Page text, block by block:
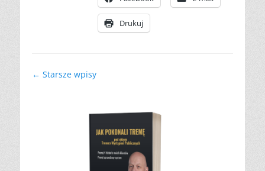
Drukuj
Nawigacja
← Starsze wpisy